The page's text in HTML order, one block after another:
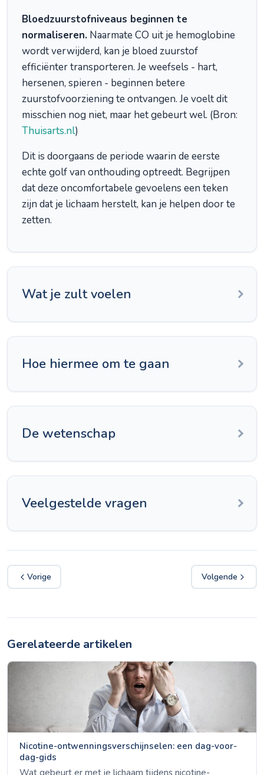
Bloedzuurstofniveaus beginnen te
normaliseren. Naarmate CO uit je hemoglobine
wordt verwijderd, kan je bloed zuurstof
efficiënter transporteren. Je weefsels - hart,
hersenen, spieren - beginnen betere
zuurstofvoorziening te ontvangen. Je voelt dit
misschien nog niet, maar het gebeurt wel. (Bron:
Thuisarts.nl)
Dit is doorgaans de periode waarin de eerste
echte golf van onthouding optreedt. Begrijpen
dat deze oncomfortabele gevoelens een teken
zijn dat je lichaam herstelt, kan je helpen door te
zetten.
Wat je zult voelen
Hoe hiermee om te gaan
De wetenschap
Veelgestelde vragen
Vorige Volgende
Gerelateerde artikelen
Nicotine-ontwenningsverschijnselen: een dag-voor-
dag-gids
Wat gebeurt er met je lichaam tijdens nicotine-